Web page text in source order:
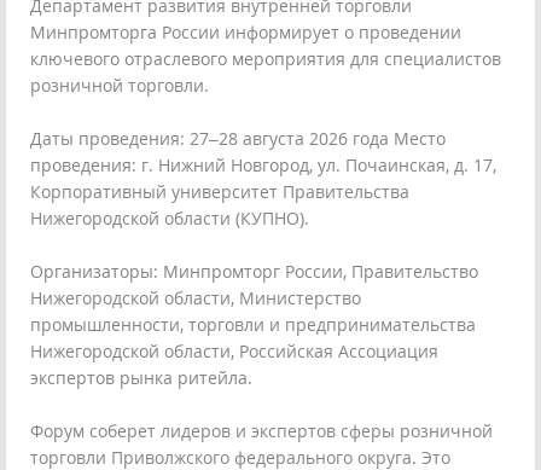
Департамент развития внутренней торговли
Минпромторга России информирует о проведении
ключевого отраслевого мероприятия для специалистов
розничной торговли.
Даты проведения: 27–28 августа 2026 года Место
проведения: г. Нижний Новгород, ул. Почаинская, д. 17,
Корпоративный университет Правительства
Нижегородской области (КУПНО).
Организаторы: Минпромторг России, Правительство
Нижегородской области, Министерство
промышленности, торговли и предпринимательства
Нижегородской области, Российская Ассоциация
экспертов рынка ритейла.
Форум соберет лидеров и экспертов сферы розничной
торговли Приволжского федерального округа. Это